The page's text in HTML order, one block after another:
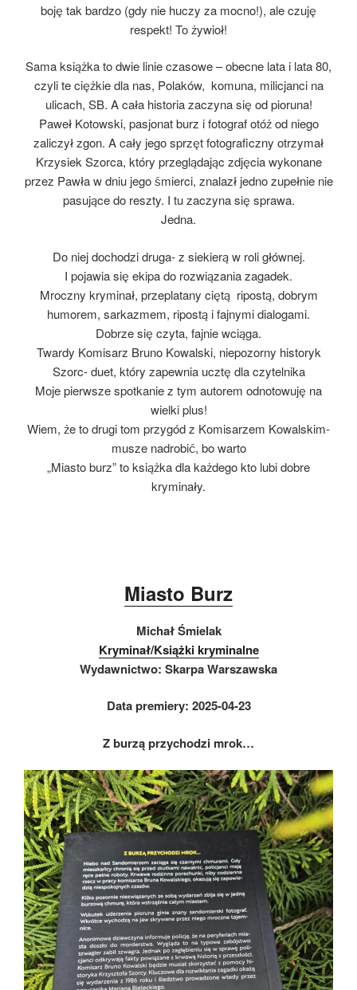
boję tak bardzo (gdy nie huczy za mocno!), ale czuję
respekt! To żywioł!
Sama książka to dwie linie czasowe – obecne lata i lata 80,
czyli te ciężkie dla nas, Polaków, komuna, milicjanci na
ulicach, SB. A cała historia zaczyna się od pioruna!
Paweł Kotowski, pasjonat burz i fotograf otóż od niego
zaliczył zgon. A cały jego sprzęt fotograficzny otrzymał
Krzysiek Szorca, który przeglądając zdjęcia wykonane
przez Pawła w dniu jego śmierci, znalazł jedno zupełnie nie
pasujące do reszty. I tu zaczyna się sprawa.
Jedna.
Do niej dochodzi druga- z siekierą w roli głównej.
I pojawia się ekipa do rozwiązania zagadek.
Mroczny kryminał, przeplatany ciętą ripostą, dobrym
humorem, sarkazmem, ripostą i fajnymi dialogami.
Dobrze się czyta, fajnie wciąga.
Twardy Komisarz Bruno Kowalski, niepozorny historyk
Szorc- duet, który zapewnia ucztę dla czytelnika
Moje pierwsze spotkanie z tym autorem odnotowuję na
wielki plus!
Wiem, że to drugi tom przygód z Komisarzem Kowalskim-
musze nadrobić, bo warto
„Miasto burz” to książka dla każdego kto lubi dobre
kryminały.
Miasto Burz
Michał Śmielak
Kryminał/Książki kryminalne
Wydawnictwo: Skarpa Warszawska
Data premiery: 2025-04-23
Z burzą przychodzi mrok…